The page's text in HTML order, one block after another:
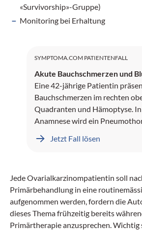
«Survivorship»-Gruppe)
Monitoring bei Erhaltung
SYMPTOMA.COM PATIENTENFALL
Akute Bauchschmerzen und
Eine 42-jährige Patientin
Bauchschmerzen im rechten
Quadranten und Hämoptyse.
Anamnese wird ein
Jetzt Fall lösen
Jede Ovarialkarzinompatientin soll
Primärbehandlung in eine
aufgenommen werden, fordern die
dieses Thema frühzeitig bereits
Primärtherapie anzusprechen. Wichtig